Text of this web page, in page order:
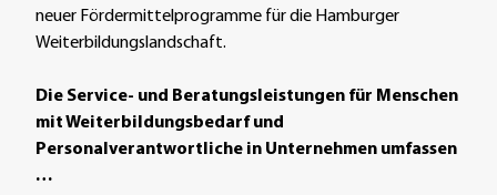
neuer Fördermittelprogramme für die Hamburger
Weiterbildungslandschaft.
Die Service- und Beratungsleistungen für Menschen
mit Weiterbildungsbedarf und
Personalverantwortliche in Unternehmen umfassen
…